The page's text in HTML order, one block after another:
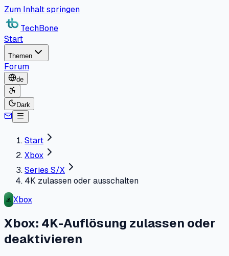
Zum Inhalt springen
TechBone
Start
Themen
Forum
de
Dark
Start
Xbox
Series S/X
4K zulassen oder ausschalten
Xbox
Xbox: 4K-Auflösung zulassen oder
deaktivieren